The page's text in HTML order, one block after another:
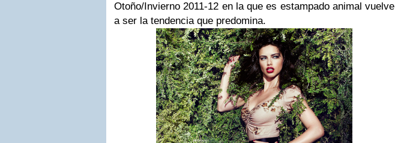
Otoño/Invierno 2011-12 en la que es estampado animal vuelve
a ser la tendencia que predomina.